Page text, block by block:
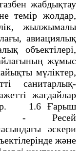
жабдықтау
темір жолдар,
жылжымалы
авиациялық
объектілері,
жұмыс
мүліктер,
санитарлық-
жағдайлар
1.6 Ғарыш
- Ресей
әскери
және